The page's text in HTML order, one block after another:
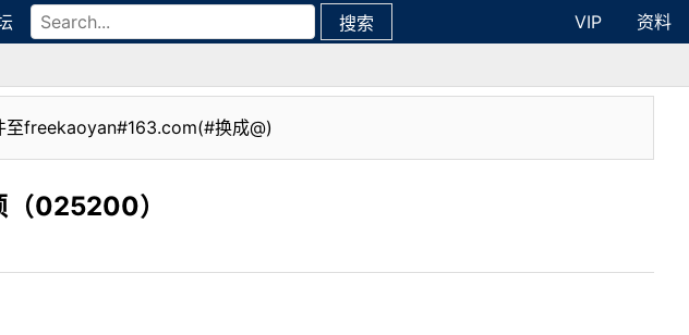
搜索 VIP
资料
至freekaoyan#163.com(#换成@)
（025200）